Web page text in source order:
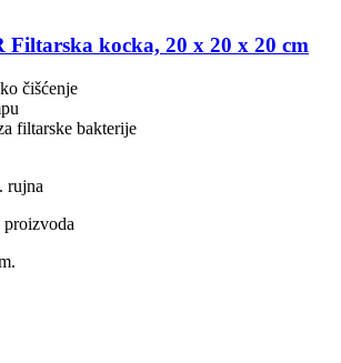
Filtarska kocka, 20 x 20 x 20 cm
čišćenje
filtarske bakterije
rujna